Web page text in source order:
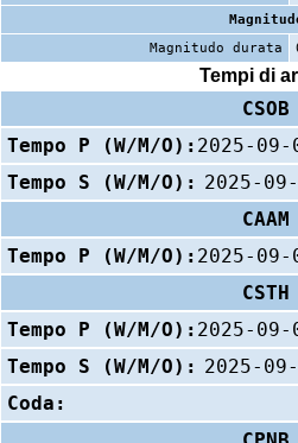
Magnitudo durata
Tempi di
CSOB
Tempo P (W/M/O): 2025-
Tempo S (W/M/O): 2025-
CAAM
Tempo P (W/M/O): 2025-
CSTH
Tempo P (W/M/O): 2025-
Tempo S (W/M/O): 2025-
Coda: